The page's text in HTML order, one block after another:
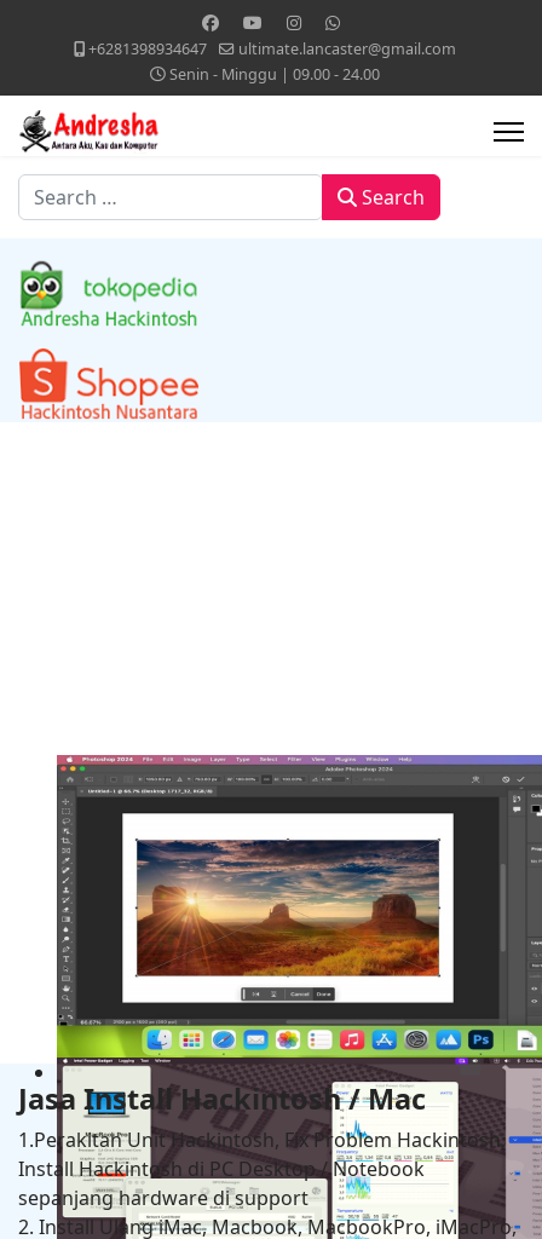
+6281398934647
ultimate.lancaster@gmail.com
Senin - Minggu | 09.00 - 24.00
Search Search
Adobe Photoshop 2025 v26.11
Jasa Install Hackintosh / Mac
1.Perakitan Unit Hackintosh, Fix Problem Hackintosh,
Install Hackintosh di PC Desktop / Notebook
sepanjang hardware di support
2. Install Ulang iMac, Macbook, MacbookPro, iMacPro,